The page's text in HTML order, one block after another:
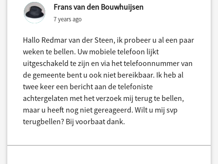
Frans van den Bouwhuijsen
7 years ago
Hallo Redmar van der Steen, ik probeer u al een paar
weken te bellen. Uw mobiele telefoon lijkt
uitgeschakeld te zijn en via het telefoonnummer van
de gemeente bent u ook niet bereikbaar. Ik heb al
twee keer een bericht aan de telefoniste
achtergelaten met het verzoek mij terug te bellen,
maar u heeft nog niet gereageerd. Wilt u mij svp
terugbellen? Bij voorbaat dank.